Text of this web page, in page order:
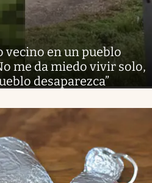
vecino en un pueblo
me da miedo vivir solo,
desaparezca”